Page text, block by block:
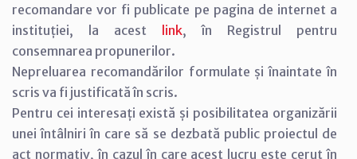
recomandare vor fi publicate pe pagina de internet a
instituției, la acest link, în Registrul pentru
consemnarea propunerilor.
Nepreluarea recomandărilor formulate și înaintate în
scris va fi justificată în scris.
Pentru cei interesați există și posibilitatea organizării
unei întâlniri în care să se dezbată public proiectul de
act normativ, în cazul în care acest lucru este cerut în